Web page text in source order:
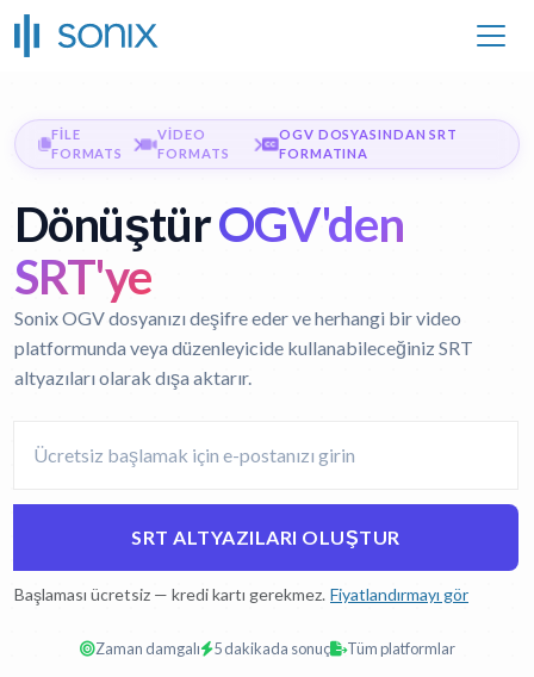
FILE
FORMATS
VIDEO
FORMATS
OGV DOSYASINDAN SRT
FORMATINA
DönüştürOGV'den
SRT'ye
Sonix OGV dosyanızı deşifre eder ve herhangi bir video
platformunda veya düzenleyicide kullanabileceğiniz SRT
altyazıları olarak dışa aktarır.
SRT ALTYAZILARI OLUŞTUR
Başlaması ücretsiz — kredi kartı gerekmez. Fiyatlandırmayı gör
Zaman damgalı 5 dakikada sonuç Tüm platformlar